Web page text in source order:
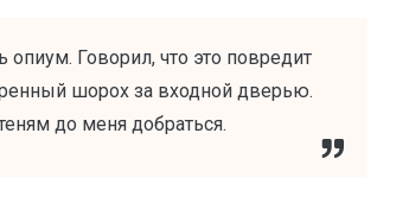
опиум. Говорил, что это повредит
шорох за входной дверью.
до меня добраться.